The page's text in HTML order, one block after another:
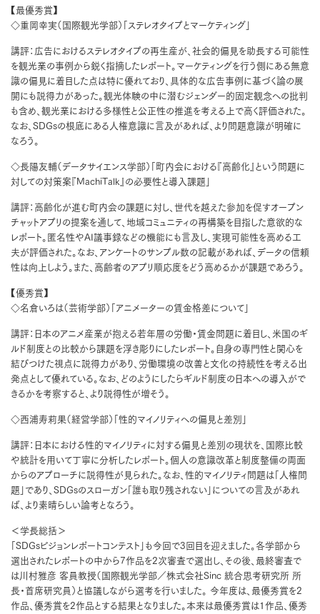
【最優秀賞】
◇重岡幸実（国際観光学部）「ステレオタイプとマーケティング」
講評：広告におけるステレオタイプの再生産が、社会的偏見を助長する可能性
を観光業の事例から鋭く指摘したレポート。マーケティングを行う側にある無意
識の偏見に着目した点は特に優れており、具体的な広告事例に基づく論の展
開にも説得力があった。観光体験の中に潜むジェンダー的固定観念への批判
も含め、観光業における多様性と公正性の推進を考える上で高く評価された。
なお、SDGsの根底にある人権意識に言及があれば、より問題意識が明確に
なろう。
◇長陽友輔（データサイエンス学部）「町内会における『高齢化』という問題に
対しての対策案『MachiTalk』の必要性と導入課題」
講評：高齢化が進む町内会の課題に対し、世代を越えた参加を促すオープン
チャットアプリの提案を通して、地域コミュニティの再構築を目指した意欲的な
レポート。匿名性やAI議事録などの機能にも言及し、実現可能性を高める工
夫が評価された。なお、アンケートのサンプル数の記載があれば、データの信頼
性は向上しよう。また、高齢者のアプリ順応度をどう高めるかが課題であろう。
【優秀賞】
◇名倉いろは（芸術学部）「アニメーターの賃金格差について」
講評：日本のアニメ産業が抱える若年層の労働・賃金問題に着目し、米国のギ
ルド制度との比較から課題を浮き彫りにしたレポート。自身の専門性と関心を
結びつけた視点に説得力があり、労働環境の改善と文化の持続性を考える出
発点として優れている。なお、どのようにしたらギルド制度の日本への導入がで
きるかを考察すると、より説得性が増そう。
◇西浦寿莉果（経営学部）「性的マイノリティへの偏見と差別」
講評：日本における性的マイノリティに対する偏見と差別の現状を、国際比較
や統計を用いて丁寧に分析したレポート。個人の意識改革と制度整備の両面
からのアプローチに説得性が見られた。なお、性的マイノリティ問題は「人権問
題」であり、SDGsのスローガン「誰も取り残されない」についての言及があれ
ば、より素晴らしい論考となろう。
＜学長総括＞
「SDGsビジョンレポートコンテスト」も今回で3回目を迎えました。各学部から
選出されたレポートの中から7作品を2次審査で選出し、その後、最終審査で
は川村雅彦 客員教授（国際観光学部／株式会社Sinc 統合思考研究所 所
長・首席研究員）と協議しながら選考を行いました。 今年度は、最優秀賞を2
作品、優秀賞を2作品とする結果となりました。本来は最優秀賞は1作品、優秀